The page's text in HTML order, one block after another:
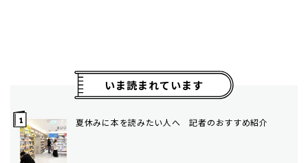
いま読まれています
夏休みに本を読みたい人へ 記者のおすすめ紹介